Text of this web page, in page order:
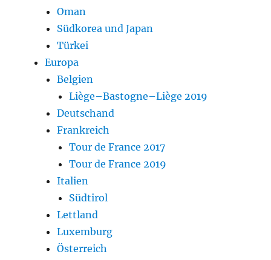
Oman
Südkorea und Japan
Türkei
Europa
Belgien
Liège–Bastogne–Liège 2019
Deutschand
Frankreich
Tour de France 2017
Tour de France 2019
Italien
Südtirol
Lettland
Luxemburg
Österreich